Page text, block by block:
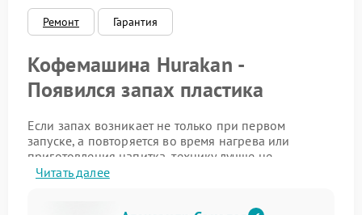
Ремонт Гарантия
Кофемашина Hurakan -
Появился запах пластика
Если запах возникает не только при первом
запуске, а повторяется во время нагрева или
приготовления напитка, технику лучше не
использовать до диагностики. В такой ситуации
Читать далее